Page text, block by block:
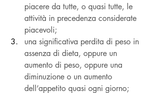
piacere da tutte, o quasi tutte, le
attività in precedenza considerate
piacevoli;
una significativa perdita di peso in
assenza di dieta, oppure un
aumento di peso, oppure una
diminuzione o un aumento
dell’appetito quasi ogni giorno;